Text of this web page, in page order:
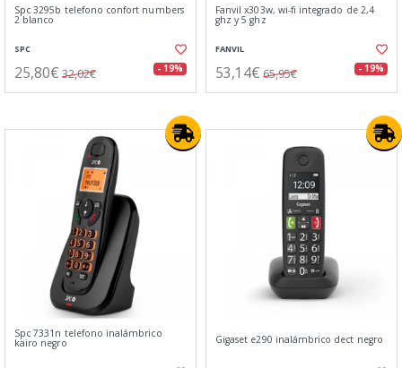
Spc 3295b telefono confort numbers
2 blanco
SPC
25,80€ 32,02€ - 19%
Fanvil x303w, wi-fi integrado de 2,4
ghz y 5 ghz
FANVIL
53,14€ 65,95€ - 19%
Spc 7331n telefono inalámbrico
kairo negro Gigaset e290 inalámbrico dect negro